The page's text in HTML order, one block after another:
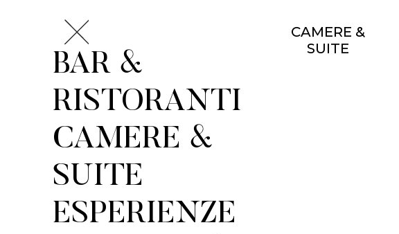
BAR &
RISTORANTI
CAMERE &
SUITE
ESPERIENZE
CAMERE &
SUITE